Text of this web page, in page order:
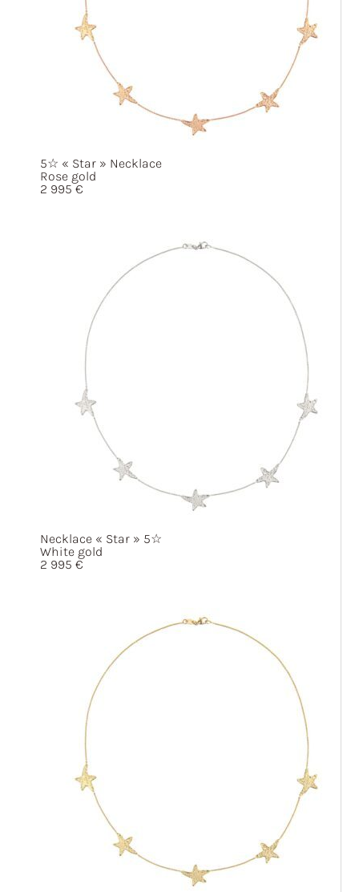
5☆ « Star » Necklace
Rose gold
2 995€
Necklace « Star » 5☆
White gold
2 995 €